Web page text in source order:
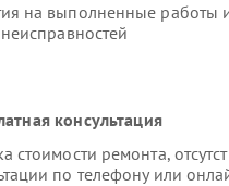
на выполненные работы
консультация
стоимости ремонта,
по телефону или